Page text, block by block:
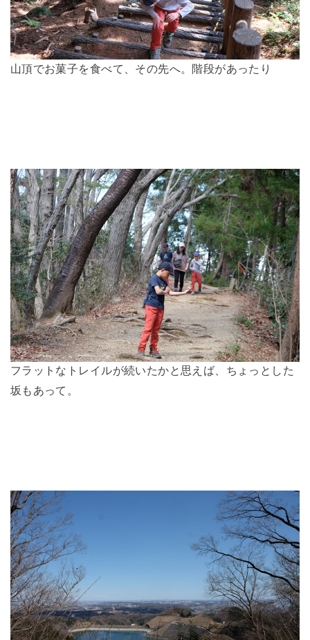
山頂でお菓子を食べて、その先へ。階段があったり
フラットなトレイルが続いたかと思えば、ちょっとした
坂もあって。